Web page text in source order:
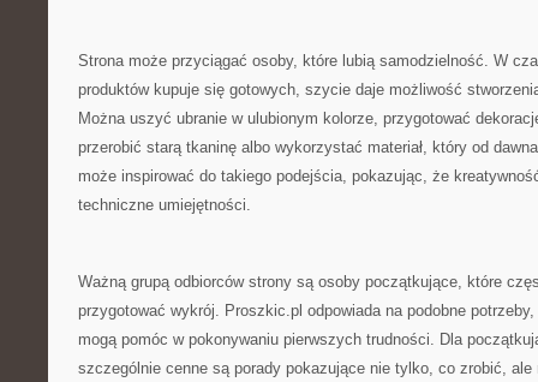
Strona może przyciągać osoby, które lubią samodzielność. W
produktów kupuje się gotowych, szycie daje możliwość
Można uszyć ubranie w ulubionym kolorze, przygotować
przerobić starą tkaninę albo wykorzystać materiał, który od
może inspirować do takiego podejścia, pokazując, że
techniczne umiejętności.
Ważną grupą odbiorców strony są osoby początkujące, które
przygotować wykrój. Proszkic.pl odpowiada na podobne
mogą pomóc w pokonywaniu pierwszych trudności. Dla
szczególnie cenne są porady pokazujące nie tylko, co zrobić, ale